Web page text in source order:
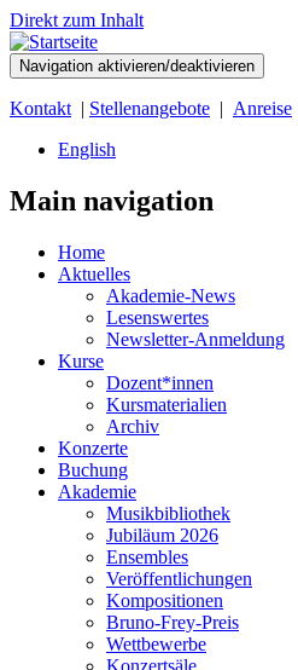
Direkt zum Inhalt
Navigation aktivieren/deaktivieren
Kontakt | Stellenangebote | Anreise
English
Main navigation
Home
Aktuelles
Akademie-News
Lesenswertes
Newsletter-Anmeldung
Kurse
Dozent*innen
Kursmaterialien
Archiv
Konzerte
Buchung
Akademie
Musikbibliothek
Jubiläum 2026
Ensembles
Veröffentlichungen
Kompositionen
Bruno-Frey-Preis
Wettbewerbe
Konzertsäle